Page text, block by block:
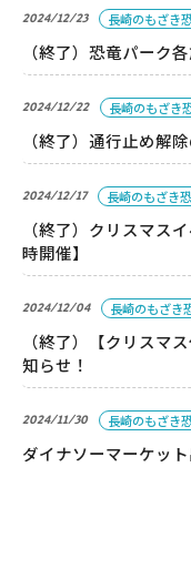
お問い合
個人情報保護方針
2024/12/23 長崎のもざき
（終了）恐竜パーク
2024/12/22 長崎のもざき
（終了）通行止め解
2024/12/17 長崎のもざき
（終了）クリスマス
時開催】
2024/12/04 長崎のもざき
（終了）【クリスマ
知らせ！
2024/11/30 長崎のもざき
ダイナソーマーケッ